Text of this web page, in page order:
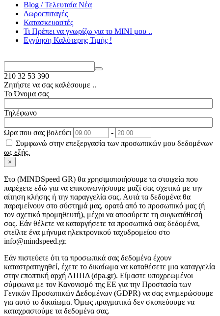
Blog / Τελευταία Νέα
Δωροεπιταγές
Κατασκευαστές
Τι Πρέπει να γνωρίζω για το MΙΝΙ μου ..
Εγγύηση Καλύτερης Τιμής !
210 32 53 390
Ζητήστε να σας καλέσουμε ..
Το Όνομα σας
Τηλέφωνο
Ωρα που σας βολεύει
-
Συμφωνώ στην επεξεργασία των προσωπικών μου δεδομένων
ως εξής.
×
Στo (MINDSpeed GR) θα χρησιμοποιήσουμε τα στοιχεία που
παρέχετε εδώ για να επικοινωνήσουμε μαζί σας σχετικά με την
αίτηση κλήσης ή την παραγγελία σας. Αυτά τα δεδομένα θα
παραμείνουν στο σύστημά μας, ορατά από το προσωπικό μας (ή
τον σχετικό προμηθευτή), μέχρι να αποσύρετε τη συγκατάθεσή
σας. Εάν θέλετε να καταργήσετε τα προσωπικά σας δεδομένα,
στείλτε ένα μήνυμα ηλεκτρονικού ταχυδρομείου στο
info@mindspeed.gr.
Εάν πιστεύετε ότι τα προσωπικά σας δεδομένα έχουν
καταστρατηγηθεί, έχετε το δικαίωμα να καταθέσετε μια καταγγελία
στην εποπτική αρχή ΑΠΠΔ (dpa.gr). Είμαστε υποχρεωμένοι
σύμφωνα με τον Κανονισμό της ΕΕ για την Προστασία των
Γενικών Προσωπικών Δεδομένων (GDPR) να σας ενημερώσουμε
για αυτό το δικαίωμα. Όμως πραγματικά δεν σκοπεύουμε να
καταχραστούμε τα δεδομένα σας.